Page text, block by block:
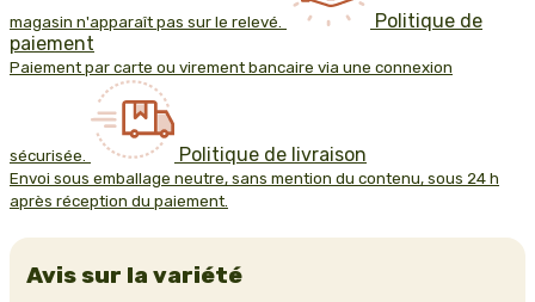
magasin n'apparaît pas sur le relevé.
Politique de
paiement
Paiement par carte ou virement bancaire via une connexion
sécurisée. Politique de livraison
Envoi sous emballage neutre, sans mention du contenu, sous 24 h
après réception du paiement.
Avis sur la variété